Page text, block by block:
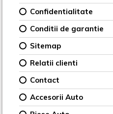
Confidentialitate
Conditii de garantie
Sitemap
Relatii clienti
Contact
Accesorii Auto